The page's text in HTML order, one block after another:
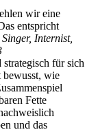
wir eine
entspricht
Internist,
für sich
bewusst, wie
Fette
und das